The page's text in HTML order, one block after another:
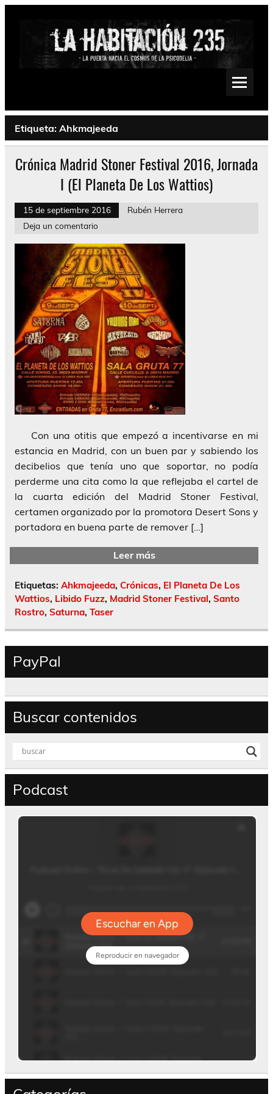
Saltar
Psychedelic, Stoner, Doom, Sludge, Fuzz, Space, Drone
Etiqueta: Ahkmajeeda
Crónica Madrid Stoner Festival 2016, Jornada
I (El Planeta De Los Wattios)
15 de septiembre 2016
Rubén Herrera
Deja un comentario
Con una otitis que empezó a incentivarse en mi
estancia en Madrid, con un buen par y sabiendo los
decibelios que tenía uno que soportar, no podía
perderme una cita como la que reflejaba el cartel de
la cuarta edición del Madrid Stoner Festival,
certamen organizado por la promotora Desert Sons y
portadora en buena parte de remover […]
Leer más
Etiquetas: Ahkmajeeda, Crónicas, El Planeta De Los
Wattios, Libido Fuzz, Madrid Stoner Festival, Santo
Rostro, Saturna, Taser
PayPal
Buscar contenidos
Podcast